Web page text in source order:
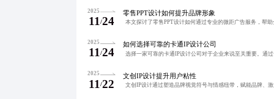
2025
11 /24
零售PPT设计如何提升品牌形象
2025
11/24
如何选择可靠的卡通IP设计公司
2025
11 /22
文创IP设计提升用户粘性